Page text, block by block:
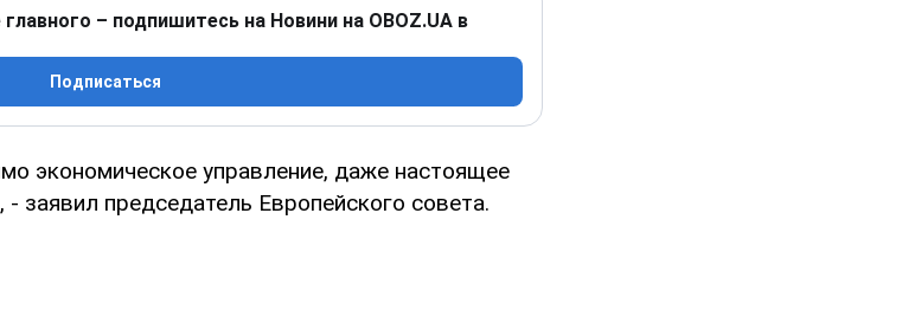
– подпишитесь на Новини на OBOZ.UA в
Подписаться
экономическое управление, даже настоящее
заявил председатель Европейского совета.